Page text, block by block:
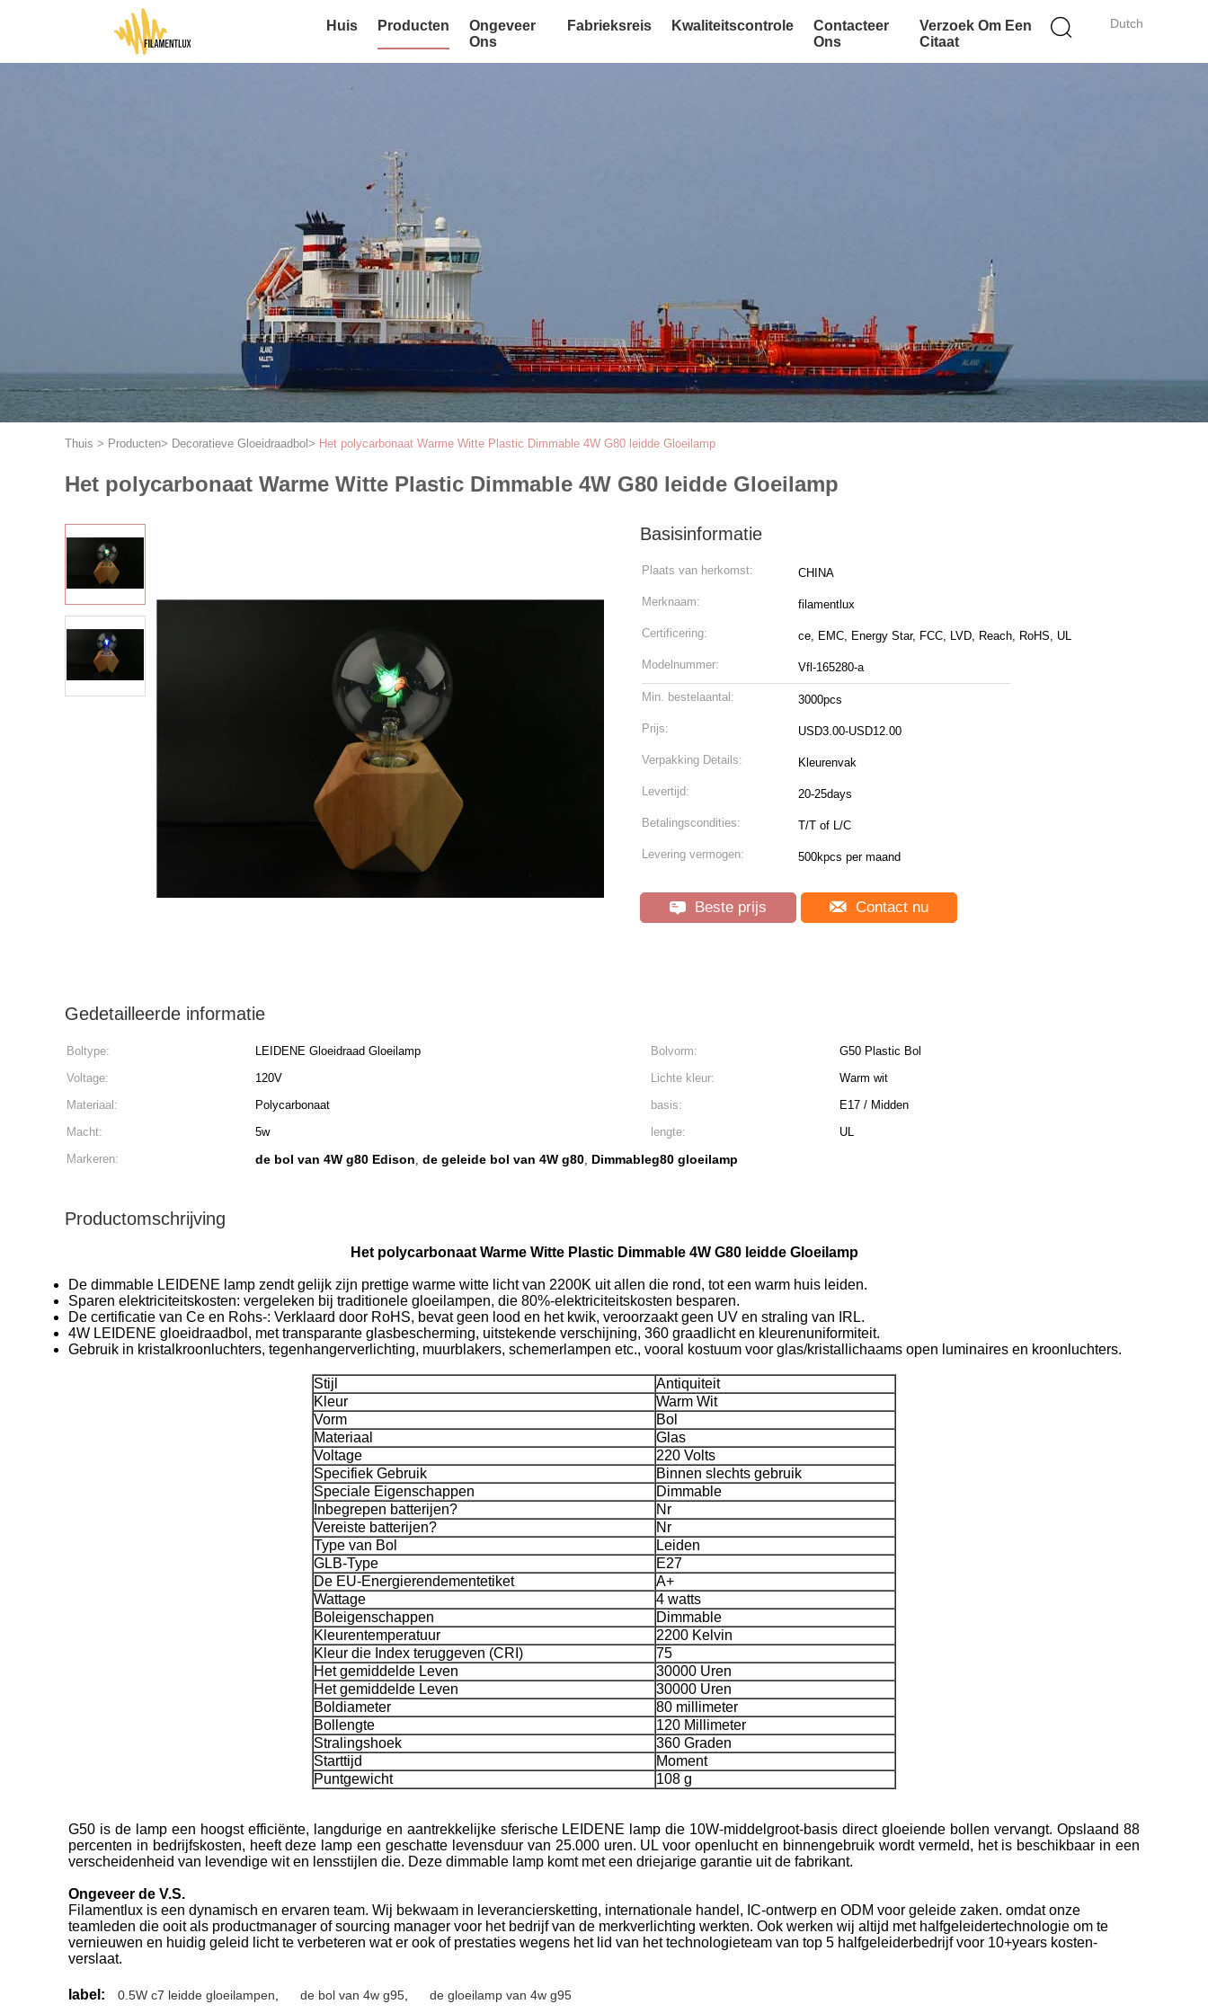
Dutch
Huis Producten
Ongeveer
Ons
Fabrieksreis Kwaliteitscontrole
Contacteer
Ons
Verzoek Om Een
Citaat
Thuis > Producten> Decoratieve Gloeidraadbol > Het polycarbonaat Warme Witte Plastic Dimmable 4W G80 leidde Gloeilamp
Het polycarbonaat Warme Witte Plastic Dimmable 4W G80 leidde Gloeilamp
Basisinformatie
Plaats van herkomst: CHINA
Merknaam: filamentlux
Certificering: ce, EMC, Energy Star, FCC, LVD, Reach, RoHS, UL
Modelnummer: Vfl-165280-a
Min. bestelaantal: 3000pcs
Prijs: USD3.00-USD12.00
Verpakking Details: Kleurenvak
Levertijd: 20-25days
Betalingscondities: T/T of L/C
Levering vermogen: 500kpcs per maand
Beste prijs Contact nu
Gedetailleerde informatie
Boltype: LEIDENE Gloeidraad Gloeilamp Bolvorm:
G50 Plastic Bol
Voltage:
120V Lichte kleur:
Warm wit
Materiaal:
Polycarbonaat basis:
E17 / Midden
Macht:
5w lengte:
UL
Markeren:
de bol van 4W g80 Edison, de geleide bol van 4W g80, Dimmableg80 gloeilamp
Productomschrijving
Het polycarbonaat Warme Witte Plastic Dimmable 4W G80 leidde Gloeilamp
De dimmable LEIDENE lamp zendt gelijk zijn prettige warme witte licht van 2200K uit allen die rond, tot een warm huis leiden.
Sparen elektriciteitskosten: vergeleken bij traditionele gloeilampen, die 80%-elektriciteitskosten besparen.
De certificatie van Ce en Rohs-: Verklaard door RoHS, bevat geen lood en het kwik, veroorzaakt geen UV en straling van IRL.
4W LEIDENE gloeidraadbol, met transparante glasbescherming, uitstekende verschijning, 360 graadlicht en kleurenuniformiteit.
Gebruik in kristalkroonluchters, tegenhangerverlichting, muurblakers, schemerlampen etc., vooral kostuum voor glas/kristallichaams open luminaires en kroonluchters.
Stijl
Antiquiteit
Kleur
Warm Wit
Vorm
Bol
Materiaal
Glas
Voltage
220 Volts
Specifiek Gebruik
Binnen slechts gebruik
Speciale Eigenschappen
Dimmable
Inbegrepen batterijen?
Nr
Vereiste batterijen?
Nr
Type van Bol
Leiden
GLB-Type
E27
De EU-Energierendementetiket
A+
Wattage
4 watts
Boleigenschappen
Dimmable
Kleurentemperatuur
2200 Kelvin
Kleur die Index teruggeven (CRI)
75
Het gemiddelde Leven
30000 Uren
Het gemiddelde Leven
30000 Uren
Boldiameter
80 millimeter
Bollengte
120 Millimeter
Stralingshoek
360 Graden
Starttijd
Moment
Puntgewicht
108 g
G50 is de lamp een hoogst efficiënte, langdurige en aantrekkelijke sferische LEIDENE lamp die 10W-middelgroot-basis direct gloeiende bollen vervangt. Opslaand 88
percenten in bedrijfskosten, heeft deze lamp een geschatte levensduur van 25.000 uren. UL voor openlucht en binnengebruik wordt vermeld, het is beschikbaar in een
verscheidenheid van levendige wit en lensstijlen die. Deze dimmable lamp komt met een driejarige garantie uit de fabrikant.
Ongeveer de V.S.
Filamentlux is een dynamisch en ervaren team. Wij bekwaam in leveranciersketting, internationale handel, IC-ontwerp en ODM voor geleide zaken. omdat onze
teamleden die ooit als productmanager of sourcing manager voor het bedrijf van de merkverlichting werkten. Ook werken wij altijd met halfgeleidertechnologie om te
vernieuwen en huidig geleid licht te verbeteren wat er ook of prestaties wegens het lid van het technologieteam van top 5 halfgeleiderbedrijf voor 10+years kosten-
verslaat.
label: 0.5W c7 leidde gloeilampen de bol van 4w g95 de gloeilamp van 4w g95